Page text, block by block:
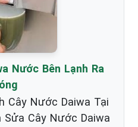
Nước Bên Lạnh Ra
Cây Nước Daiwa Tại
Sửa Cây Nước Daiwa